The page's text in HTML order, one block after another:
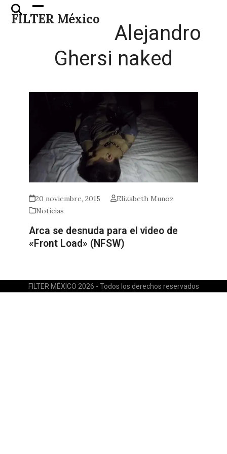
Skip
FILTER México
Open
mobile
Close
mobile
Alejandro
Ghersi naked
20 noviembre, 2015
Elizabeth Munoz
Noticias
Arca se desnuda para el video de
«Front Load» (NFSW)
FILTER MÉXICO 2026 - Todos los derechos reservados